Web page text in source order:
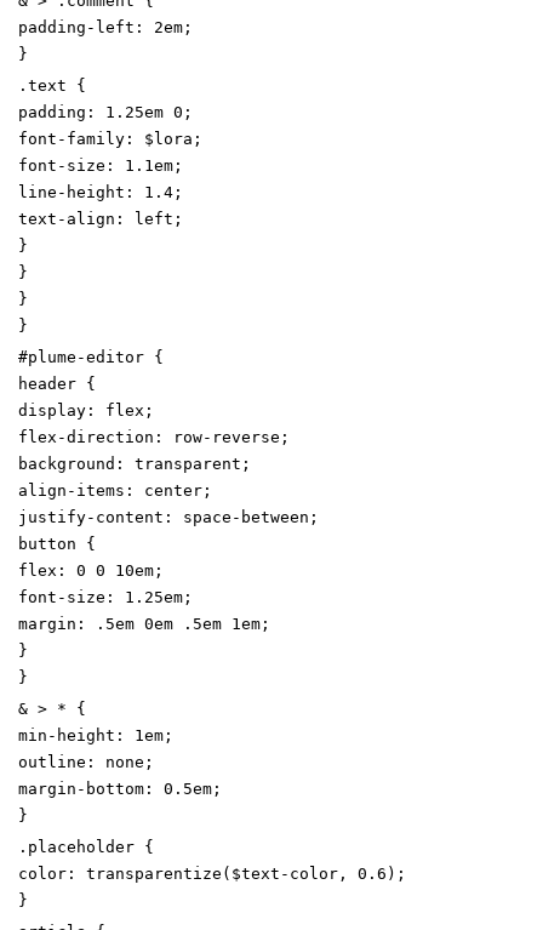
padding-left : 2em ;
}
. text
{
padding : 1 .25em 0 ;
font-family : $lora ;
font-size : 1 .1 em ;
line-height : 1 .4 ;
text-align : left ;
}
}
}
}
#plume-editor {
header {
display : flex ;
flex-direction : row-reverse ;
background : transparent ;
align-items : center ;
justify-content : space-between ;
button
{
flex : 0 0 10em ;
font-size : 1 .25em ;
margin : .5em 0em .5em 1 em ;
}
}
& > *
{
min-height : 1 em ;
outline : none ;
margin-bottom : 0 .5em ;
}
. placeholder {
color : transparentize ( $text-color , 0 .6 ) ;
}